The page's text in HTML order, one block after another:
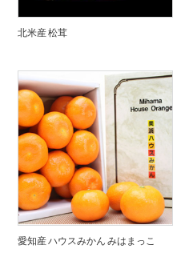
北米産 松茸
愛知産 ハウスみかん みはまっこ